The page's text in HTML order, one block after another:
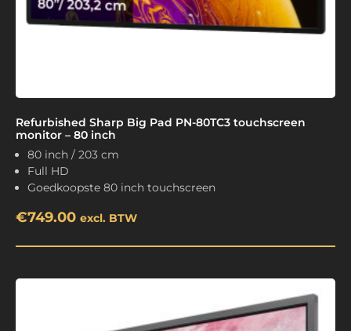
Refurbished Sharp Big Pad PN-80TC3 touchscreen
monitor – 80 inch
80 inch / 203 cm
Full HD
Goedkoopste 80 inch touchscreen
€749.00 excl. BTW